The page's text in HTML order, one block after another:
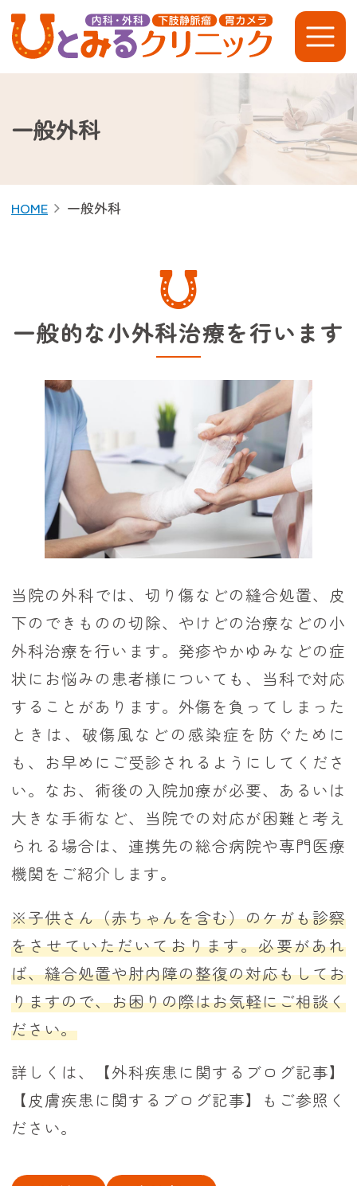
ひとみるクリニック
HOME 一般外科
一般外科
一般的な小外科治療を行います
当院の外科では、切り傷などの縫合処置、皮
下のできものの切除、やけどの治療などの小
外科治療を行います。発疹やかゆみなどの症
状にお悩みの患者様についても、当科で対応
することがあります。外傷を負ってしまった
ときは、破傷風などの感染症を防ぐために
も、お早めにご受診されるようにしてくださ
い。なお、術後の入院加療が必要、あるいは
大きな手術など、当院での対応が困難と考え
られる場合は、連携先の総合病院や専門医療
機関をご紹介します。
※子供さん（赤ちゃんを含む）のケガも診察
をさせていただいております。必要があれ
ば、縫合処置や肘内障の整復の対応もしてお
りますので、お困りの際はお気軽にご相談く
ださい。
詳しくは、
【外科疾患に関するブログ記事】
【皮膚疾患に関するブログ記事】 もご参照く
ださい。